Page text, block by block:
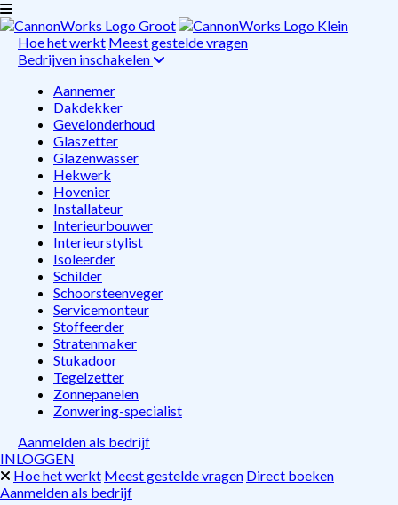
Hoe het werkt Meest gestelde vragen
Bedrijven inschakelen
Aannemer
Dakdekker
Gevelonderhoud
Glaszetter
Glazenwasser
Hekwerk
Hovenier
Installateur
Interieurbouwer
Interieurstylist
Isoleerder
Schilder
Schoorsteenveger
Servicemonteur
Stoffeerder
Stratenmaker
Stukadoor
Tegelzetter
Zonnepanelen
Zonwering-specialist
Aanmelden als bedrijf
INLOGGEN
Hoe het werkt Meest gestelde vragen Direct boeken
Aanmelden als bedrijf